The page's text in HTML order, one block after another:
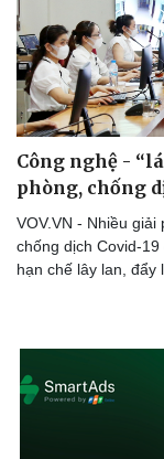
Công nghệ -
phòng, chống
VOV.VN - Nhiều giải
chống dịch Covid-
hạn chế lây lan, đẩy